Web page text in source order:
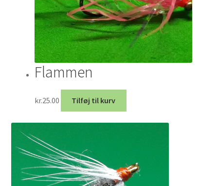
Flammen
kr.25.00 Tilføj til kurv